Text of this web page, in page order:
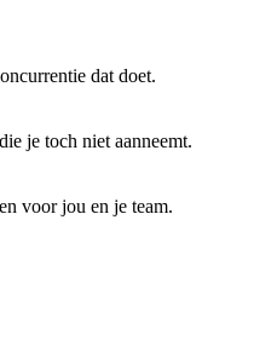
dat doet.
je toch niet aanneemt.
voor jou en je team.